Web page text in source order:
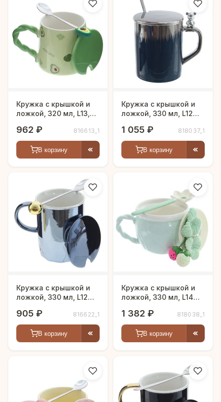
Кружка с крышкой и
ложкой, 320 мл, L13,5
962 ₽ 816613_1
В корзину
Кружка с крышкой и
ложкой, 330 мл, L12
1 055 ₽ 818037_1
В корзину
Кружка с крышкой и
ложкой, 330 мл, L12
905 ₽ 816622_1
В корзину
Кружка с крышкой и
ложкой, 330 мл, L14
1 382 ₽ 818038_1
В корзину